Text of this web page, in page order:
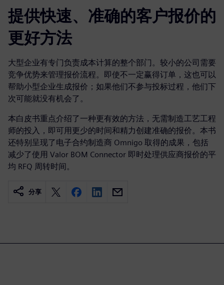
提供快速、准确的客户报价的
更好方法
大型企业有专门负责成本计算的整个部门。较小的公司需要
竞争优势来管理报价流程。即使不一定赢得订单，这也可以
帮助小型企业生成报价；如果他们不参与投标过程，他们下
次可能就没有机会了。
本白皮书重点介绍了一种更有效的方法，无需制造工艺工程
师的投入，即可用更少的时间和精力创建准确的报价。本书
还特别呈现了电子合约制造商 Omnigo 取得的成果，包括
减少了使用 Valor BOM Connector 即时处理供应商报价的平
均 RFQ 周转时间。
分享